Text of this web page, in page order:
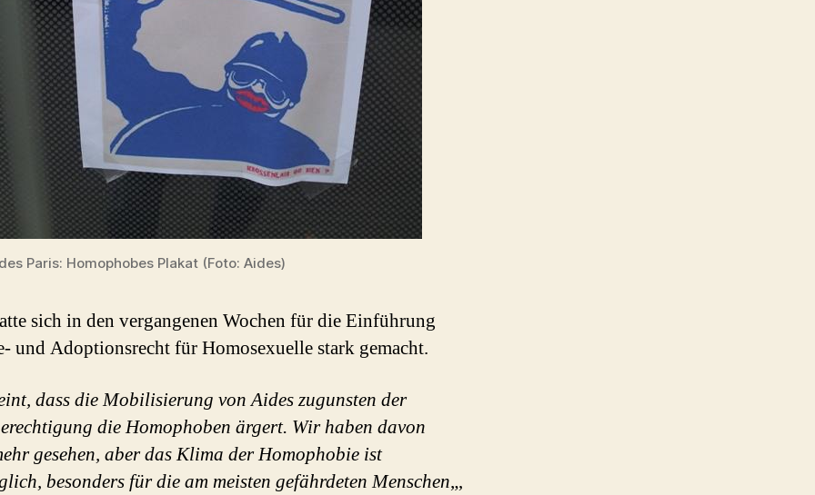
Paris: Homophobes Plakat (Foto: Aides)
sich in den vergangenen Wochen für die Einführung
und Adoptionsrecht für Homosexuelle stark gemacht.
dass die Mobilisierung von Aides zugunsten der
die Homophoben ärgert. Wir haben davon
gesehen, aber das Klima der Homophobie ist
besonders für die am meisten gefährdeten Menschen„,